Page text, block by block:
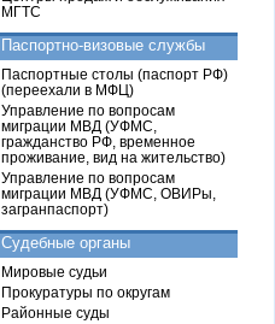
МГТС
Паспортно-визовые службы
Паспортные столы (паспорт РФ)
(переехали в МФЦ)
Управление по вопросам
миграции МВД (УФМС,
гражданство РФ, временное
проживание, вид на жительство)
Управление по вопросам
миграции МВД (УФМС, ОВИРы,
загранпаспорт)
Судебные органы
Мировые судьи
Прокуратуры по округам
Районные суды